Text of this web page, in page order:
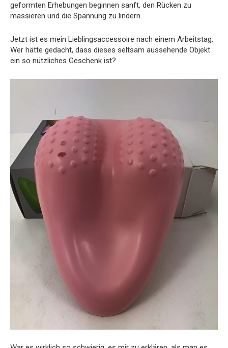
geformten Erhebungen beginnen sanft, den Rücken zu
massieren und die Spannung zu lindern.
Jetzt ist es mein Lieblingsaccessoire nach einem Arbeitstag.
Wer hätte gedacht, dass dieses seltsam aussehende Objekt
ein so nützliches Geschenk ist?